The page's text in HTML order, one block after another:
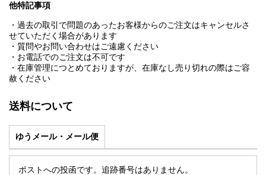
他特記事項
・過去の取引で問題のあったお客様からのご注文はキャンセルさ
せていただく場合があります
・質問やお問い合わせはご遠慮ください
・お電話でのご注文は不可です
・在庫管理につとめておりますが、在庫なし売り切れの際はご容
赦ください
送料について
ゆうメール・メール便
ポストへの投函です。追跡番号はありません。